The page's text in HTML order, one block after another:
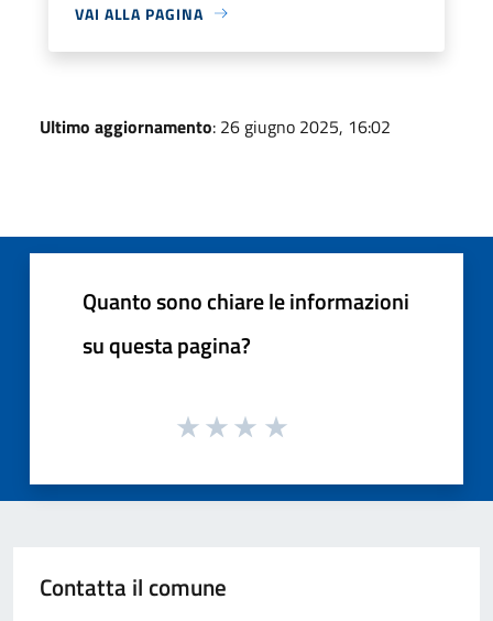
VAI ALLA PAGINA
Ultimo aggiornamento: 26 giugno 2025, 16:02
Quanto sono chiare le informazioni
su questa pagina?
Contatta il comune